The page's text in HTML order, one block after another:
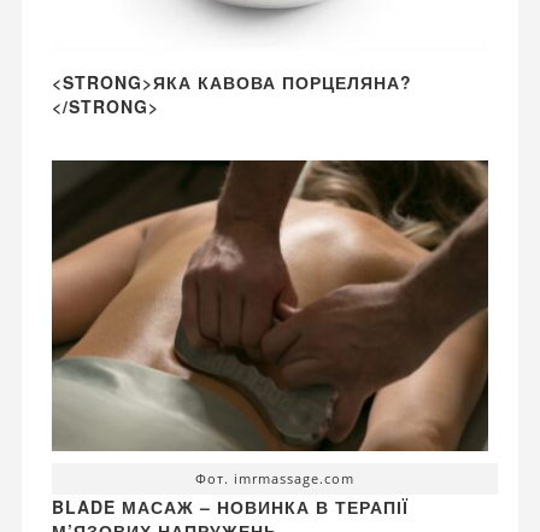
<STRONG>ЯКА КАВОВА ПОРЦЕЛЯНА?
</STRONG>
Фот. imrmassage.com
BLADE МАСАЖ – НОВИНКА В ТЕРАПІЇ